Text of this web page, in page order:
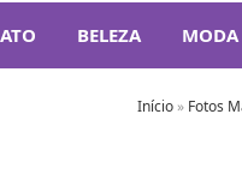
BELEZA MODA
Início » Fotos